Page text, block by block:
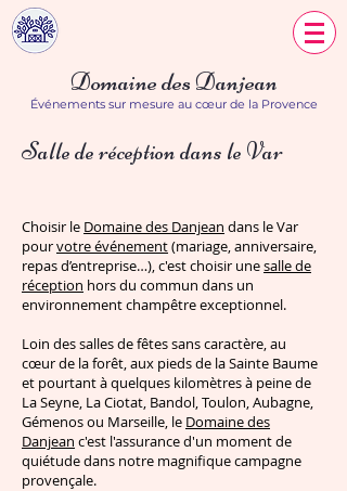
Domaine des Danjean
Événements sur mesure au cœur de la Provence
Salle de réception dans le Var
Choisir le Domaine des Danjean dans le Var
pourvotre événement(mariage, anniversaire,
repas d’entreprise…), c'est choisir unesalle de
réception hors du commun dans un
environnement champêtre exceptionnel.
Loin des salles de fêtes sans caractère, au
cœur de la forêt, aux pieds de la Sainte Baume
et pourtant à quelques kilomètres à peine de
La Seyne, La Ciotat, Bandol, Toulon, Aubagne,
Gémenos ou Marseille, le Domaine des
Danjean c'est l'assurance d'un moment de
quiétude dans notre magnifique campagne
provençale.